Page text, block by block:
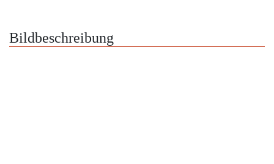
Bildbeschreibung